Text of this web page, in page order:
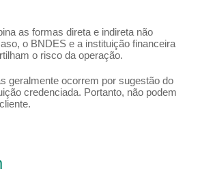
as formas direta e indireta não
o BNDES e a instituição financeira
o risco da operação.
geralmente ocorrem por sugestão do
credenciada. Portanto, não podem